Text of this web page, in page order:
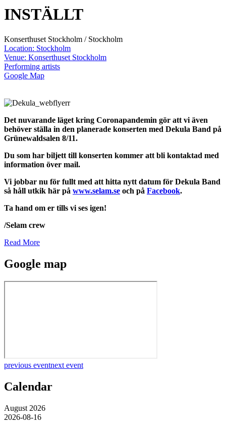
INSTÄLLT
Konserthuset Stockholm / Stockholm
Location: Stockholm
Venue: Konserthuset Stockholm
Performing artists
Google Map
Det nuvarande läget kring Coronapandemin gör att vi även
behöver ställa in den planerade konserten med Dekula Band på
Grünewaldsalen 8/11.
Du som har biljett till konserten kommer att bli kontaktad med
information över mail.
Vi jobbar nu för fullt med att hitta nytt datum för Dekula Band
så håll utkik här på www.selam.se och på Facebook.
Ta hand om er tills vi ses igen!
/Selam crew
Read More
Google map
previous eventnext event
Calendar
August 2026
2026-08-16